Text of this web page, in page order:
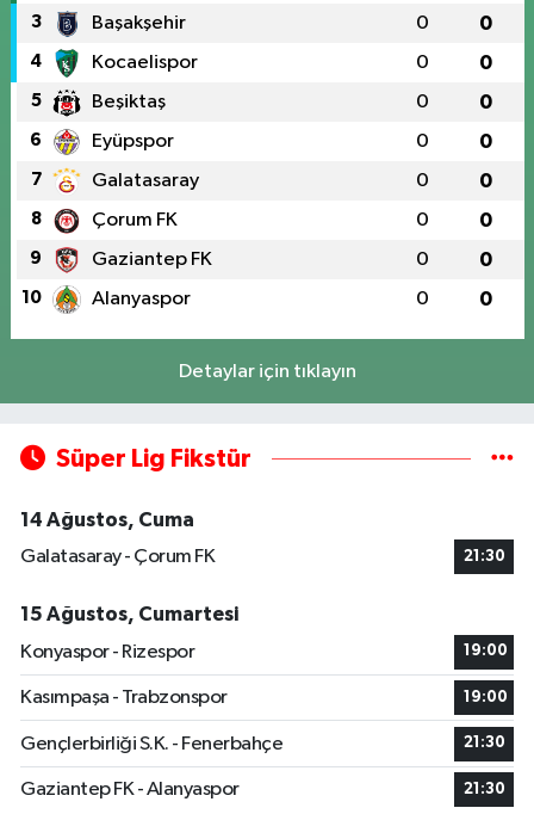
3 Başakşehir 0 0
4 Kocaelispor 0 0
5 Beşiktaş 0 0
6 Eyüpspor 0 0
7 Galatasaray 0 0
8 Çorum FK 0 0
9 Gaziantep FK 0 0
10 Alanyaspor 0 0
Detaylar için tıklayın
Süper Lig Fikstür
14 Ağustos, Cuma
Galatasaray - Çorum FK
21:30
15 Ağustos, Cumartesi
Konyaspor - Rizespor
19:00
Kasımpaşa - Trabzonspor 19:00
Gençlerbirliği S.K. - Fenerbahçe 21:30
Gaziantep FK - Alanyaspor 21:30